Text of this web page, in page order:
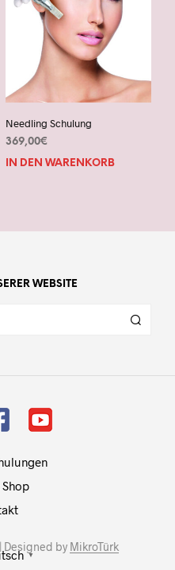
Needling Schulung
369,00€
IN DEN WARENKORB
WEBSITE
Designed by MikroTürk
▼